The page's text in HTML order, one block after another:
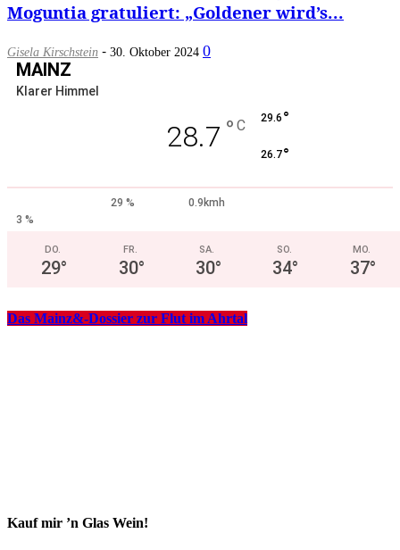
Moguntia gratuliert: „Goldener wird’s...
Gisela Kirschstein - 30. Oktober 2024 0
MAINZ
Klarer Himmel
28.7 ° C 29.6 °
26.7°
29 %
0.9kmh
3 %
DO.
29°
FR.
30°
SA.
30°
SO.
34°
MO.
37°
Das Mainz&-Dossier zur Flut im Ahrtal
Kauf mir ’n Glas Wein!